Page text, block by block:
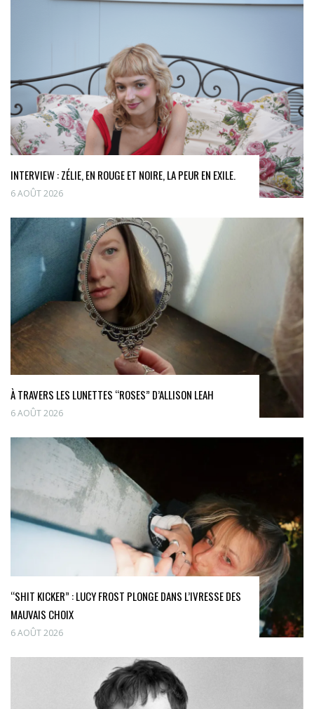
INTERVIEW : ZÉLIE, EN ROUGE ET NOIRE, LA PEUR EN EXILE.
6 AOÛT 2026
À TRAVERS LES LUNETTES “ROSES” D’ALLISON LEAH
6 AOÛT 2026
“SHIT KICKER” : LUCY FROST PLONGE DANS L’IVRESSE DES
MAUVAIS CHOIX
6 AOÛT 2026